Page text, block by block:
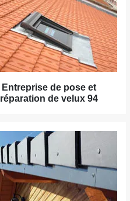
Entreprise de pose et
réparation de velux 94